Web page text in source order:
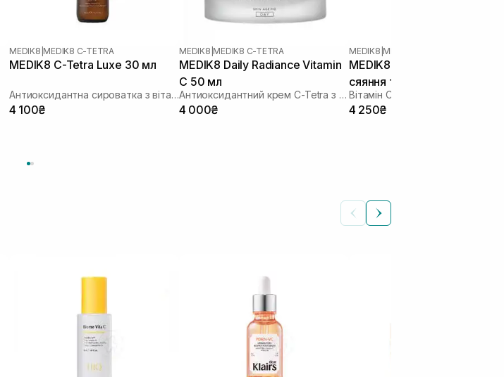
MEDIK8 MEDIK8 C-TETRA
MEDIK8 C-Tetra Luxe 30 мл
Антиоксидантна сироватка з вітаміном С
4 100₴
MEDIK8 MEDIK8 C-TETRA
MEDIK8 Daily Radiance Vitamin
C 50 мл
Антиоксидантний крем C-Tetra з SPF 30
4 000₴
MEDIK8 MEDIK8 C-TETRA
MEDIK8 C-Tetra Advanced
сяяння та захисту від
30 мл
4 250₴